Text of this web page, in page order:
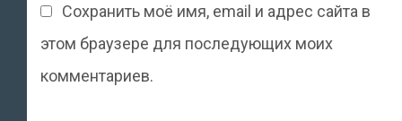
Сохранить моё имя, email и адрес сайта в
этом браузере для последующих моих
комментариев.